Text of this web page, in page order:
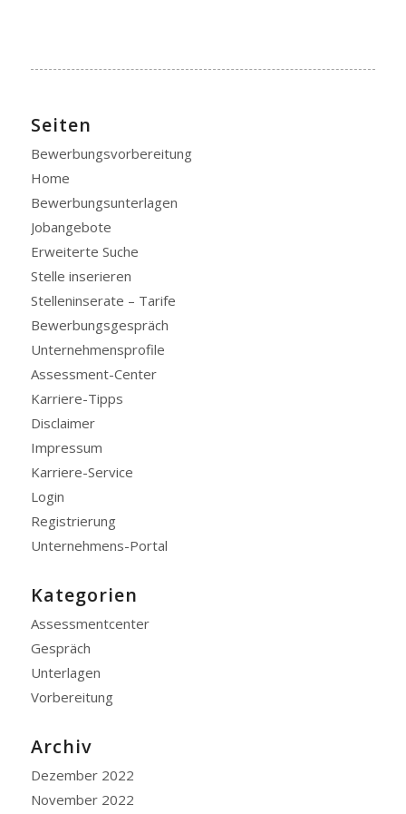
Seiten
Bewerbungsvorbereitung
Home
Bewerbungsunterlagen
Jobangebote
Erweiterte Suche
Stelle inserieren
Stelleninserate – Tarife
Bewerbungsgespräch
Unternehmensprofile
Assessment-Center
Karriere-Tipps
Disclaimer
Impressum
Karriere-Service
Login
Registrierung
Unternehmens-Portal
Kategorien
Assessmentcenter
Gespräch
Unterlagen
Vorbereitung
Archiv
Dezember 2022
November 2022